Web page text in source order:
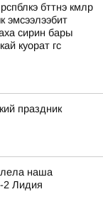
бттнэ кмлр
эмсээлээбит
сирин бары
куорат гс
праздник
наша
2 Лидия